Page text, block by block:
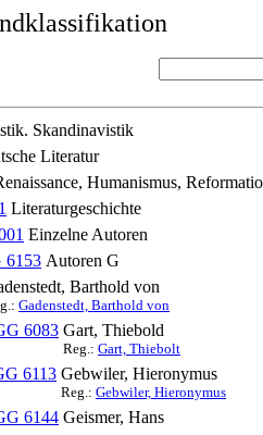
Skandinavistik
Literatur
Humanismus,
Literaturgeschichte
Einzelne Autoren
6153 Autoren G
Barthold von
Gadenstedt, Barthold von
6083 Gart, Thiebold
Reg.: Gart, Thiebolt
6113 Gebwiler, Hieronymus
Reg.: Gebwiler, Hieronymus
6144 Geismer, Hans